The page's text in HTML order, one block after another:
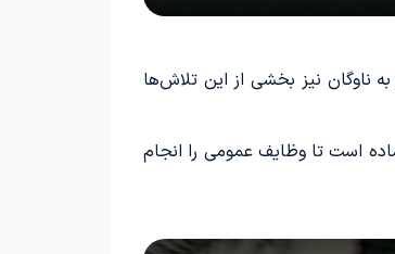
ناوگان نیز بخشی از این تلاش‌ها
است تا وظایف عمومی را انجام